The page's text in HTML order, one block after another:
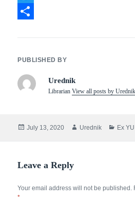
a
b
o
o
T
t
t
e
a
r
e
PUBLISHED BY
Urednik
LibrarianView all posts by Urednik
Posted
July 13, 2020 Author
Urednik Ex
Leave a Reply
Your email address will not be published.
*